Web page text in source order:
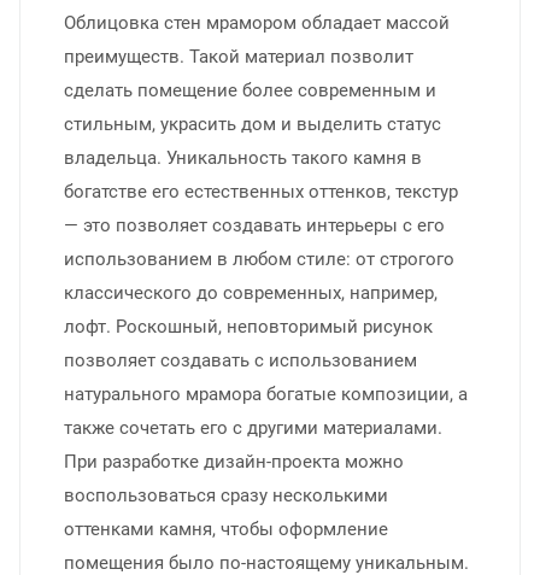
Облицовка стен мрамором обладает массой
преимуществ. Такой материал позволит
сделать помещение более современным и
стильным, украсить дом и выделить статус
владельца. Уникальность такого камня в
богатстве его естественных оттенков, текстур
— это позволяет создавать интерьеры с его
использованием в любом стиле: от строгого
классического до современных, например,
лофт. Роскошный, неповторимый рисунок
позволяет создавать с использованием
натурального мрамора богатые композиции, а
также сочетать его с другими материалами.
При разработке дизайн-проекта можно
воспользоваться сразу несколькими
оттенками камня, чтобы оформление
помещения было по-настоящему уникальным.